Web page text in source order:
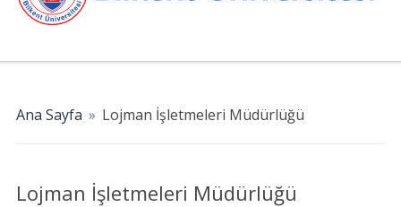
Ana Sayfa » Lojman İşletmeleri Müdürlüğü
Lojman İşletmeleri Müdürlüğü